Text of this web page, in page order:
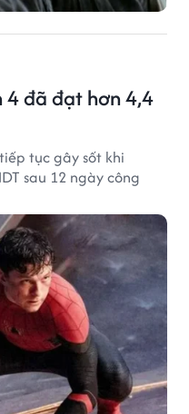
4 đã đạt hơn 4,4
tục gây sốt khi
sau 12 ngày công